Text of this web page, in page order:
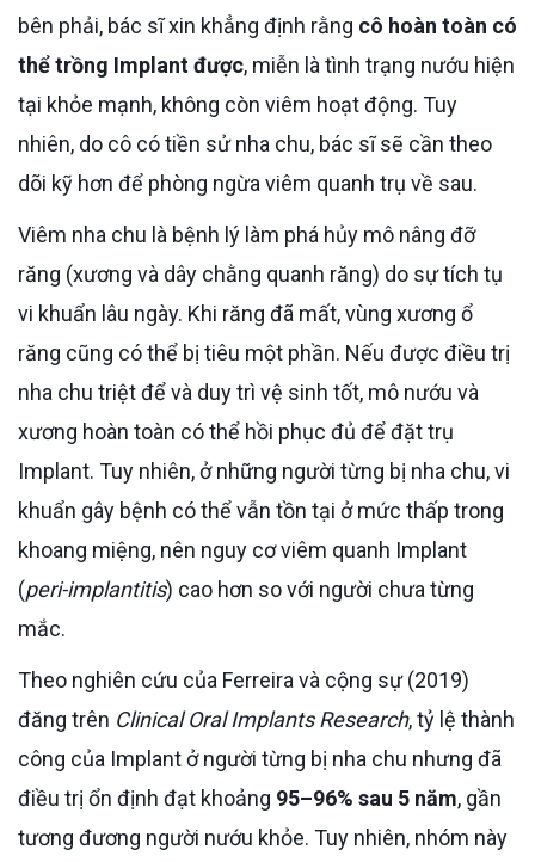
bên phải, bác sĩ xin khẳng định rằng cô hoàn toàn có
thể trồng Implant được, miễn là tình trạng nướu hiện
tại khỏe mạnh, không còn viêm hoạt động. Tuy
nhiên, do cô có tiền sử nha chu, bác sĩ sẽ cần theo
dõi kỹ hơn để phòng ngừa viêm quanh trụ về sau.
Viêm nha chu là bệnh lý làm phá hủy mô nâng đỡ
răng (xương và dây chằng quanh răng) do sự tích tụ
vi khuẩn lâu ngày. Khi răng đã mất, vùng xương ổ
răng cũng có thể bị tiêu một phần. Nếu được điều trị
nha chu triệt để và duy trì vệ sinh tốt, mô nướu và
xương hoàn toàn có thể hồi phục đủ để đặt trụ
Implant. Tuy nhiên, ở những người từng bị nha chu, vi
khuẩn gây bệnh có thể vẫn tồn tại ở mức thấp trong
khoang miệng, nên nguy cơ viêm quanh Implant
(peri-implantitis) cao hơn so với người chưa từng
mắc.
Theo nghiên cứu của Ferreira và cộng sự (2019)
đăng trên Clinical Oral Implants Research, tỷ lệ thành
công của Implant ở người từng bị nha chu nhưng đã
điều trị ổn định đạt khoảng 95–96% sau 5 năm, gần
tương đương người nướu khỏe. Tuy nhiên, nhóm này